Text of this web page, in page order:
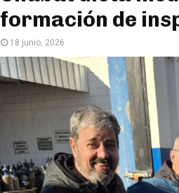
formación de
18 junio, 2026